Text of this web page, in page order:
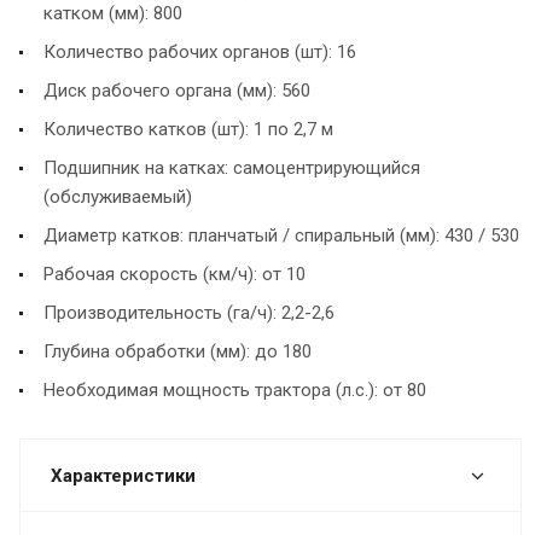
катком (мм): 800
Количество рабочих органов (шт): 16
Диск рабочего органа (мм): 560
Количество катков (шт): 1 по 2,7 м
Подшипник на катках: самоцентрирующийся
(обслуживаемый)
Диаметр катков: планчатый / спиральный (мм): 430 / 530
Рабочая скорость (км/ч): от 10
Производительность (га/ч): 2,2-2,6
Глубина обработки (мм): до 180
Необходимая мощность трактора (л.с.): от 80
Характеристики